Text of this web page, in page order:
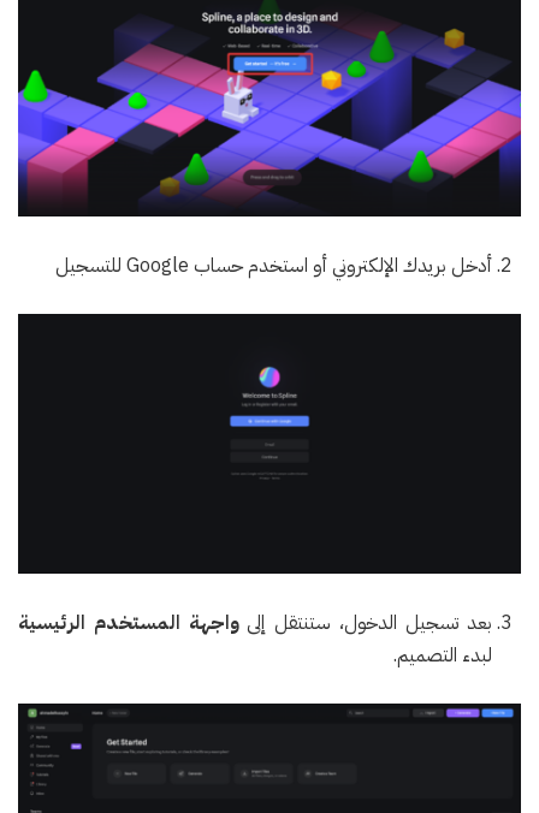
أدخل بريدك الإلكتروني أو استخدم حساب Google للتسجيل
بعد تسجيل الدخول، ستنتقل إلىواجهة المستخدم الرئيسية
لبدء التصميم.